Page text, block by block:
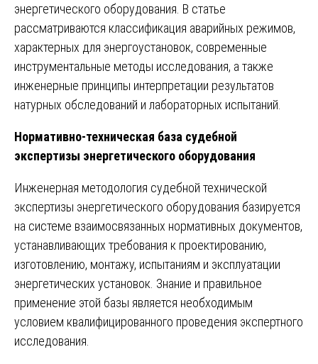
энергетического оборудования. В статье
рассматриваются классификация аварийных режимов,
характерных для энергоустановок, современные
инструментальные методы исследования, а также
инженерные принципы интерпретации результатов
натурных обследований и лабораторных испытаний.
Нормативно-техническая база судебной
экспертизы энергетического оборудования
Инженерная методология судебной технической
экспертизы энергетического оборудования базируется
на системе взаимосвязанных нормативных документов,
устанавливающих требования к проектированию,
изготовлению, монтажу, испытаниям и эксплуатации
энергетических установок. Знание и правильное
применение этой базы является необходимым
условием квалифицированного проведения экспертного
исследования.